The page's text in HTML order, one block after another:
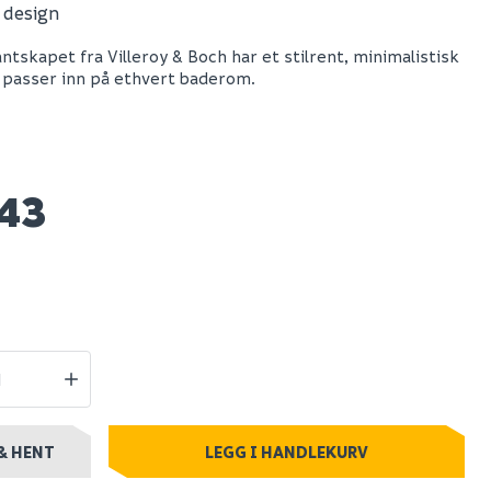
stk
Grohe solido 4in1 set
komplett
innbyggingstoalett
fra Villeroy & Boch har et stilrent, minimalistisk
inn på ethvert baderom.
HENT LEGG I HANDLEKURV